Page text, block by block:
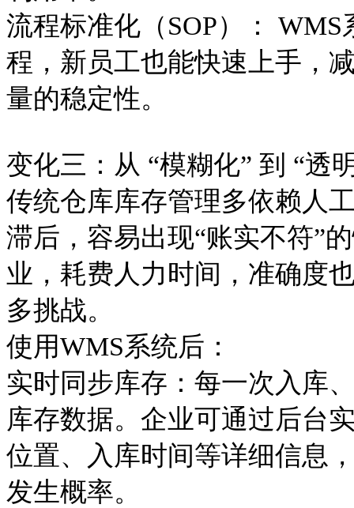
流程标准化（SOP）：
程，新员工也能快速上手，
量的稳定性。
变化三：从 “模糊化” 到 “透
传统仓库库存管理多依赖人
滞后，容易出现“账实不符”
业，耗费人力时间，准确度
多挑战。
使用WMS系统后：
实时同步库存：每一次入库
库存数据。企业可通过后台
位置、入库时间等详细信息
发生概率。